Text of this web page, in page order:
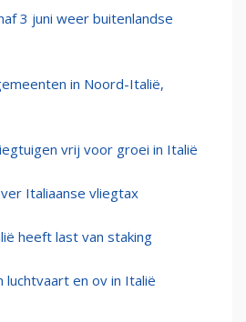
3 juni weer buitenlandse
in Noord-Italië,
vrij voor groei in Italië
Italiaanse vliegtax
heeft last van staking
luchtvaart en ov in Italië